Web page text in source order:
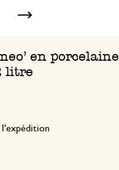
en porcelaine
litre
l'expédition